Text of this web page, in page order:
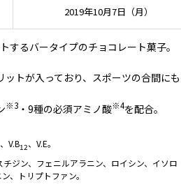
2019年10月7日（月）
するバータイプのチョコレート菓子。
トが入っており、スポーツの合間にも
※3 ・9種の必須アミノ酸※4を配合。
、V.B12、V.E。
ジン、フェニルアラニン、ロイシン、イソロ
、トリプトファン。